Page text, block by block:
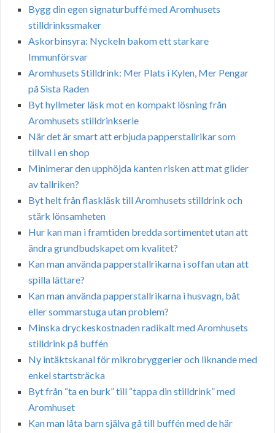
Bygg din egen signaturbuffé med Aromhusets
stilldrinkssmaker
Askorbinsyra: Nyckeln bakom ett starkare
Immunförsvar
Aromhusets Stilldrink: Mer Plats i Kylen, Mer Pengar
på Sista Raden
Byt hyllmeter läsk mot en kompakt lösning från
Aromhusets stilldrinkserie
När det är smart att erbjuda papperstallrikar som
tillval i en shop
Minimerar den upphöjda kanten risken att mat glider
av tallriken?
Byt helt från flaskläsk till Aromhusets stilldrink och
stärk lönsamheten
Hur kan man i framtiden bredda sortimentet utan att
ändra grundbudskapet om kvalitet?
Kan man använda papperstallrikarna i soffan utan att
spilla lättare?
Kan man använda papperstallrikarna i husvagn, båt
eller sommarstuga utan problem?
Minska dryckeskostnaden radikalt med Aromhusets
stilldrink på buffén
Ny intäktskanal för mikrobryggerier och liknande med
enkel startsträcka
Byt från “ta en burk” till “tappa din stilldrink” med
Aromhuset
Kan man låta barn själva gå till buffén med de här